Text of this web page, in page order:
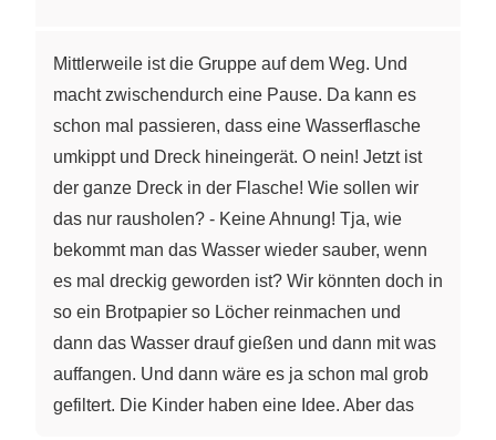
Mittlerweile ist die Gruppe auf dem Weg. Und
macht zwischendurch eine Pause. Da kann es
schon mal passieren, dass eine Wasserflasche
umkippt und Dreck hineingerät. O nein! Jetzt ist
der ganze Dreck in der Flasche! Wie sollen wir
das nur rausholen? - Keine Ahnung! Tja, wie
bekommt man das Wasser wieder sauber, wenn
es mal dreckig geworden ist? Wir könnten doch in
so ein Brotpapier so Löcher reinmachen und
dann das Wasser drauf gießen und dann mit was
auffangen. Und dann wäre es ja schon mal grob
gefiltert. Die Kinder haben eine Idee. Aber das